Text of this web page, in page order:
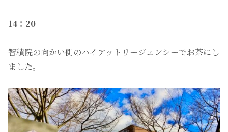
14：20
智積院の向かい側のハイアットリージェンシーでお茶にし
ました。